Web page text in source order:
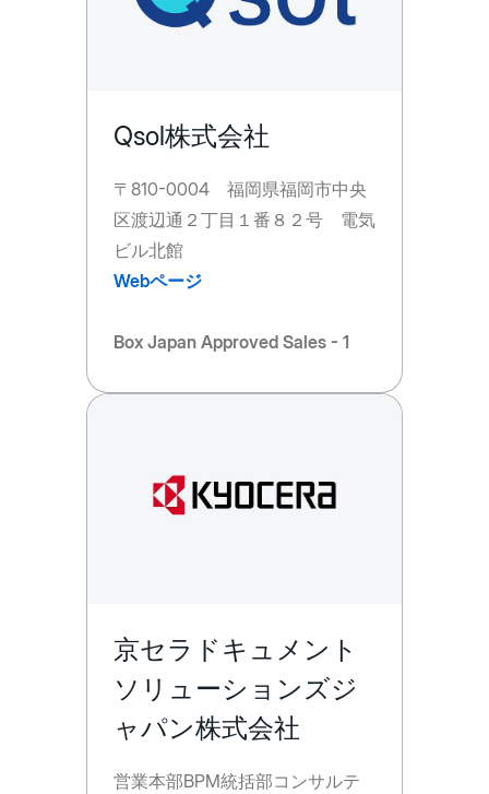
Qsol株式会社
〒810-0004 福岡県福岡市中央
区渡辺通２丁目１番８２号 電気
ビル北館
Webページ
Box Japan Approved Sales - 1
京セラドキュメント
ソリューションズジ
ャパン株式会社
営業本部BPM統括部コンサルテ